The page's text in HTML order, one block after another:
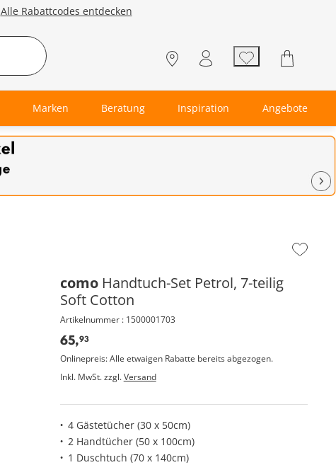
Alle Rabattcodes entdecken
Marken Beratung Inspiration Angebote
Zur
comoHandtuch-Set Petrol, 7-teilig
Soft Cotton
Artikelnummer : 1500001703
65,93
Onlinepreis: Alle etwaigen Rabatte bereits abgezogen.
Inkl. MwSt. zzgl.Versand
4 Gästetücher (30 x 50cm)
2 Handtücher (50 x 100cm)
1 Duschtuch (70 x 140cm)